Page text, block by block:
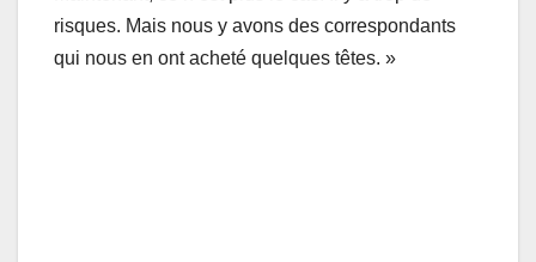
risques. Mais nous y avons des correspondants
qui nous en ont acheté quelques têtes. »